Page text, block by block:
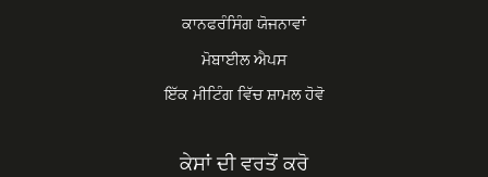
ਕਾਨਫਰੰਸਿੰਗ ਯੋਜਨਾਵਾਂ
ਮੋਬਾਈਲ ਐਪਸ
ਇੱਕ ਮੀਟਿੰਗ ਵਿੱਚ ਸ਼ਾਮਲ ਹੋਵੋ
ਕੇਸਾਂ ਦੀ ਵਰਤੋਂ ਕਰੋ